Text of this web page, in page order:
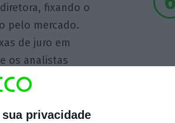
privacidade
fixando o
pelo mercado.
de juro em
os analistas
ter